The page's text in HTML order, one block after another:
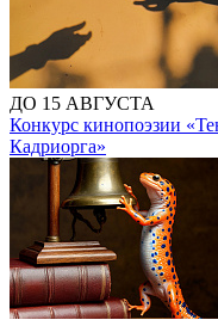
ДО 15 АВГУСТА
Конкурс кинопоэзии
Кадриорга»